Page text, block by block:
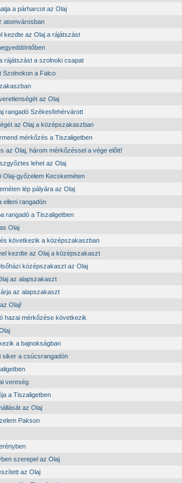
a párharcot az Olaj
atomvárosban
kezdte az Olaj a rájátszást
rájátszást a szolnoki csapat
Szolnokon a Falco
az Olaj
rangadó Székesfehérvárott
az Olaj a középszakaszban
mérkőzés a Tiszaligetben
az Olaj, három mérkőzéssel a vége előtt!
lehet az Olaj
Olaj-győzelem Kecskeméten
lép pályára az Olaj
elleni rangadón
rangadó a Tiszaligetben
Olaj
következik a középszakaszban
kezdte az Olaj a középszakaszt
középszakaszt az Olaj
az alapszakaszt
az alapszakaszt
Olaj!
hazai mérkőzése következik
a bajnokságban
siker a csúcsrangadón
vereség
a Tiszaligetben
az Olaj
Pakson
szerepel az Olaj
az Olaj